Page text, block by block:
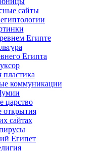
сайты
Египте
Египта
пластика
коммуникации
царство
открытия
сайтах
Египет